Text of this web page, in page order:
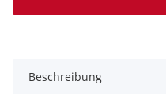
Beschreibung